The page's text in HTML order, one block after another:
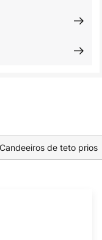
Candeeiros de teto prios